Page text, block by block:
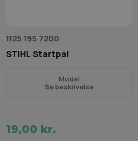
1125 195 7200
STIHL Startpal
Model
Se beskrivelse
19,00 kr.